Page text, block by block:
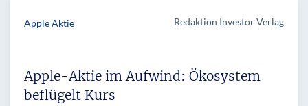
Apple Aktie Redaktion Investor Verlag
Apple-Aktie im Aufwind: Ökosystem
beflügelt Kurs